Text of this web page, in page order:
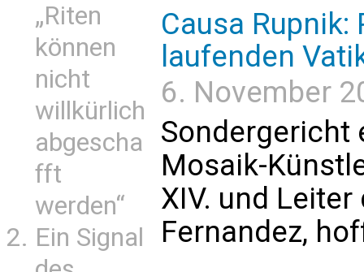
„Riten
können
nicht
willkürlich
abgescha
fft
werden“
Ein Signal
Causa
laufenden
6. November
Sondergericht
Mosaik-
XIV. und
Fernandez,